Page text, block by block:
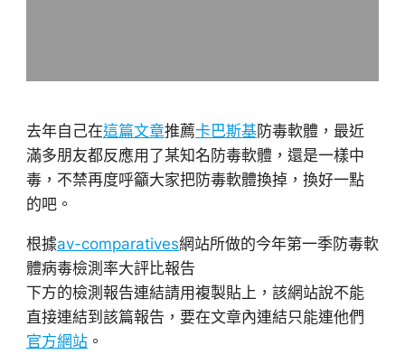
去年自己在這篇文章推薦卡巴斯基防毒軟體，最近
滿多朋友都反應用了某知名防毒軟體，還是一樣中
毒，不禁再度呼籲大家把防毒軟體換掉，換好一點
的吧。
根據av-comparatives網站所做的今年第一季防毒軟
體病毒檢測率大評比報告
下方的檢測報告連結請用複製貼上，該網站說不能
直接連結到該篇報告，要在文章內連結只能連他們
官方網站。